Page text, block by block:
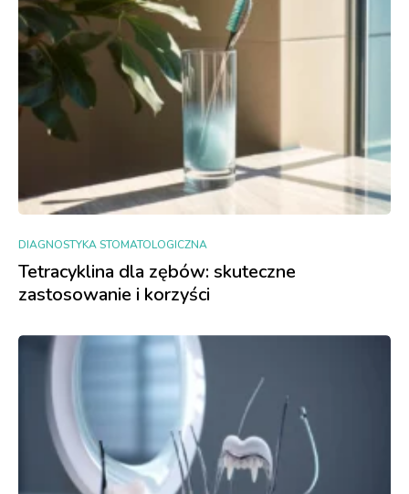
DIAGNOSTYKA STOMATOLOGICZNA
Tetracyklina dla zębów: skuteczne
zastosowanie i korzyści